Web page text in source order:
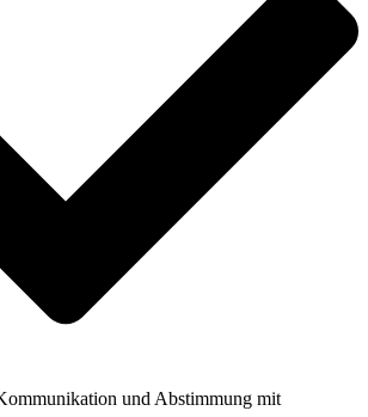
und Abstimmung mit